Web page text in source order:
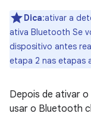
Dica:ativar a
ativa Bluetooth Se
dispositivo antes
etapa 2 nas etapas
Depois de ativar
usar o Bluetooth